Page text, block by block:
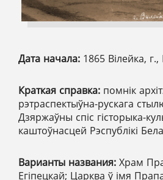
Дата начала: 1865 Вілейка,
Краткая справка: помнік
рэтраспектыўна-рускага
Дзяржаўны спіс гісторыка-
каштоўнасцей Рэспублікі
Варианты названия: Храм
Егіпецкай; Царква ў імя